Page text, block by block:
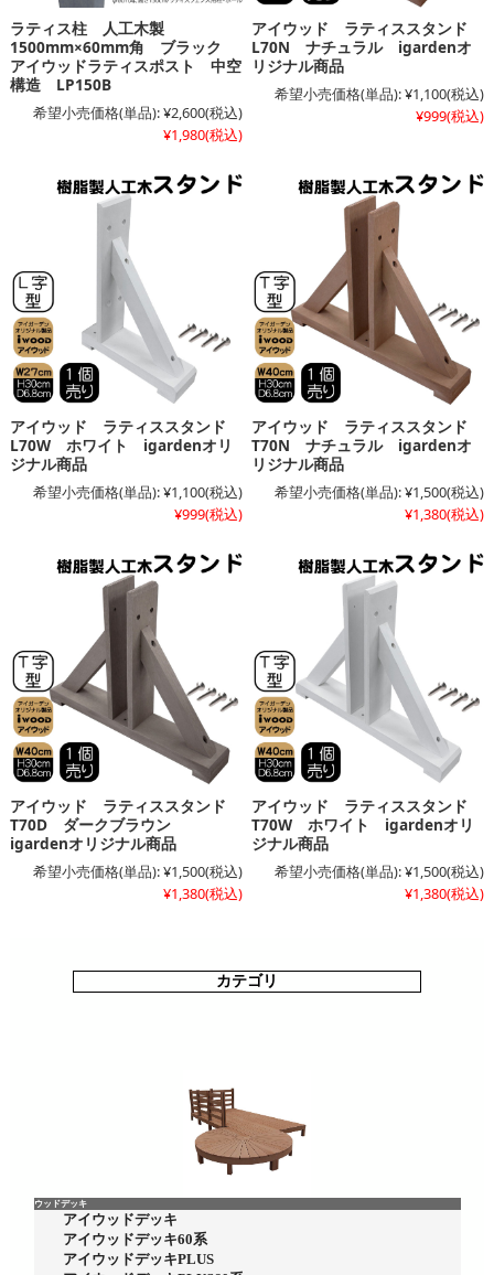
ラティス柱 人工木製
1500mm×60mm角 ブラック
アイウッドラティスポスト 中空
構造 LP150B
希望小売価格(単品):¥2,600(税込)
¥1,980(税込)
アイウッド ラティススタンド
L70N ナチュラル igardenオ
リジナル商品
希望小売価格(単品):¥1,100(税込)
¥999(税込)
アイウッド ラティススタンド
L70W ホワイト igardenオリ
ジナル商品
希望小売価格(単品):¥1,100(税込)
¥999(税込)
アイウッド ラティススタンド
T70N ナチュラル igardenオ
リジナル商品
希望小売価格(単品):¥1,500(税込)
¥1,380(税込)
アイウッド ラティススタンド
T70D ダークブラウン
igardenオリジナル商品
希望小売価格(単品):¥1,500(税込)
¥1,380(税込)
アイウッド ラティススタンド
T70W ホワイト igardenオリ
ジナル商品
希望小売価格(単品):¥1,500(税込)
¥1,380(税込)